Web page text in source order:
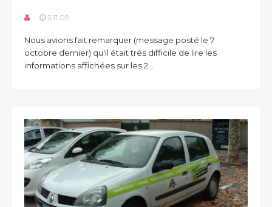
5.11.09
Nous avions fait remarquer (message posté le 7
octobre dernier) qu'il était très difficile de lire les
informations affichées sur les 2...